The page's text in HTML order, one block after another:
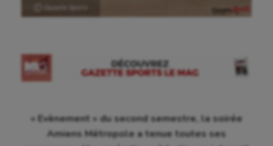
« Evènement » du second semestre, la soirée
Amiens Métropole a tenue toutes ses